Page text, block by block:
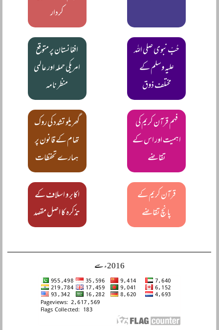
کردار
حُبِّ نبوی صلی اللہ
علیہ وسلم کے
مختلف ذوق
افغانستان پر متوقع
امریکی حملہ اور عالمی
منظر نامہ
فہم قرآن کریم کی
اہمیت اور اس کے
تقاضے
گھریلو تشدد کی روک
تھام کے قانون پر
ہمارے تحفظات
قرآن کریم کے
پانچ تقاضے
اکابر و اسلاف کے
تذکرہ کا اصل مقصد
2016ء سے